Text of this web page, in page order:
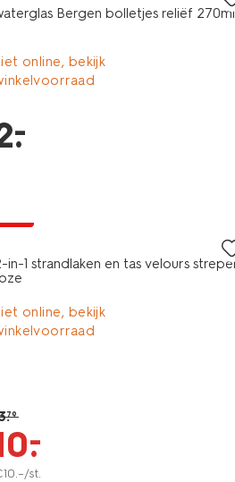
Bergen bolletjes reliëf 270ml
online, bekijk
.
–
in-1 strandlaken en tas velours
online, bekijk
.79
.
–
10.–/st.